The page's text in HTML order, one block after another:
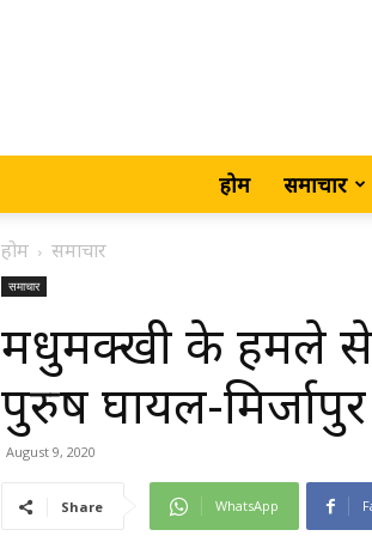
होम समाचार
होम समाचार
समाचार
मधुमक्खी के हमले से
पुरुष घायल-मिर्जापुर
August 9, 2020
Share WhatsApp